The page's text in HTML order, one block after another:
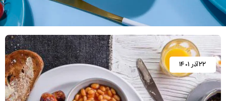
۲۲ آذر ۱۴۰۱